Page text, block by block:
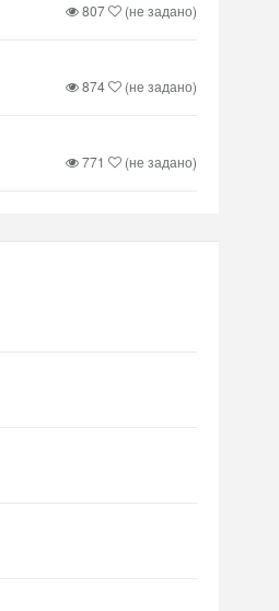
807 (не задано)
874 (не задано)
771 (не задано)